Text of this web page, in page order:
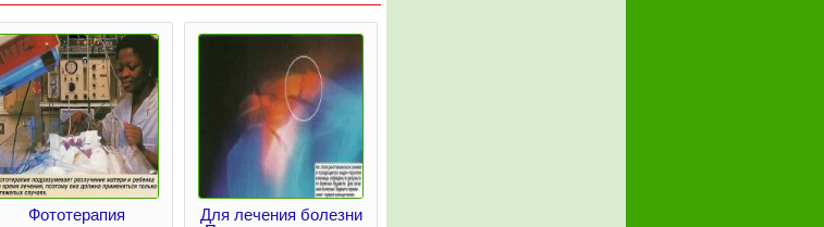
Фототерапия
Для лечения болезни